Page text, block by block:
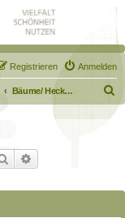
Anmelden
Registrieren
Bäume/ Hecken/ Sträucher
u
Suche